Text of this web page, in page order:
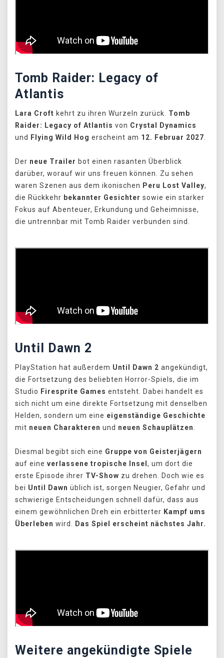
Tomb Raider: Legacy of
Atlantis
Lara Croft kehrt zu ihren Wurzeln zurück. Tomb
Raider: Legacy of Atlantis von Crystal Dynamics
und
Flying Wild Hog erscheint am 12. Februar 2027
Der neue Trailer bot einen rasanten Überblick
darüber, worauf wir uns freuen können. Zu sehen
waren Szenen aus dem ikonischen Peru Lost Valley,
die Rückkehr bekannter Gesichter sowie ein starker
Fokus auf Abenteuer, Erkundung und Geheimnisse,
die untrennbar mit Tomb Raider verbunden sind.
Until Dawn 2
PlayStation hat außerdem Until Dawn 2 angekündigt,
die Fortsetzung des beliebten Horror-Spiels, die im
Studio Firesprite Games entsteht. Dabei handelt es
sich nicht um eine direkte Fortsetzung mit denselben
Helden, sondern um eine eigenständige Geschichte
mit neuen Charakteren und neuen Schauplätzen
Diesmal begibt sich eine Gruppe von Geisterjägern
auf eine verlassene tropische Insel , um dort die
erste Episode ihrer TV-Show zu drehen. Doch wie es
bei Until Dawn üblich ist, sorgen Neugier, Gefahr und
schwierige Entscheidungen schnell dafür, dass aus
einem gewöhnlichen Dreh ein erbitterter Kampf ums
Überleben wird. Das Spiel erscheint nächstes Jahr.
Weitere angekündigte Spiele